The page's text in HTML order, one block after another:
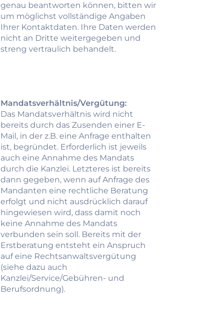
genau beantworten können, bitten wir
um möglichst vollständige Angaben
Ihrer Kontaktdaten. Ihre Daten werden
nicht an Dritte weitergegeben und
streng vertraulich behandelt.
Mandatsverhältnis/Vergütung:
Das Mandatsverhältnis wird nicht
bereits durch das Zusenden einer E-
Mail, in der z.B. eine Anfrage enthalten
ist, begründet. Erforderlich ist jeweils
auch eine Annahme des Mandats
durch die Kanzlei. Letzteres ist bereits
dann gegeben, wenn auf Anfrage des
Mandanten eine rechtliche Beratung
erfolgt und nicht ausdrücklich darauf
hingewiesen wird, dass damit noch
keine Annahme des Mandats
verbunden sein soll. Bereits mit der
Erstberatung entsteht ein Anspruch
auf eine Rechtsanwaltsvergütung
(siehe dazu auch
Kanzlei/Service/Gebühren- und
Berufsordnung).